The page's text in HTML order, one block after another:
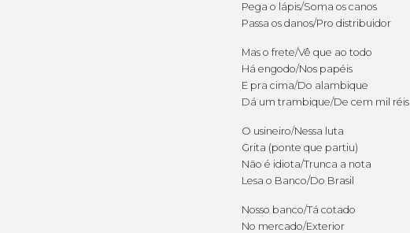
Pega o lápis/Soma os canos
Passa os danos/Pro distribuidor
Mas o frete/Vê que ao todo
Há engodo/Nos papéis
E pra cima/Do alambique
Dá um trambique/De cem mil réis
O usineiro/Nessa luta
Grita (ponte que partiu)
Não é idiota/Trunca a nota
Lesa o Banco/Do Brasil
Nosso banco/Tá cotado
No mercado/Exterior